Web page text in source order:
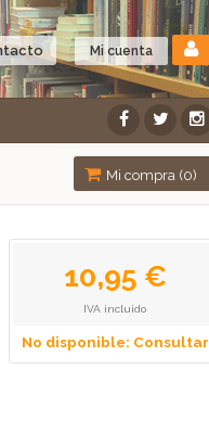
Mi cuenta
Mi compra (0)
10,95 €
IVA incluido
No disponible: Consultar